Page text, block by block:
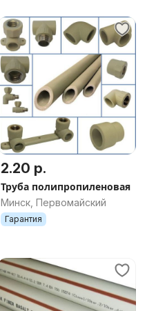
2.20 р.
Труба полипропиленовая
Минск, Первомайский
Гарантия